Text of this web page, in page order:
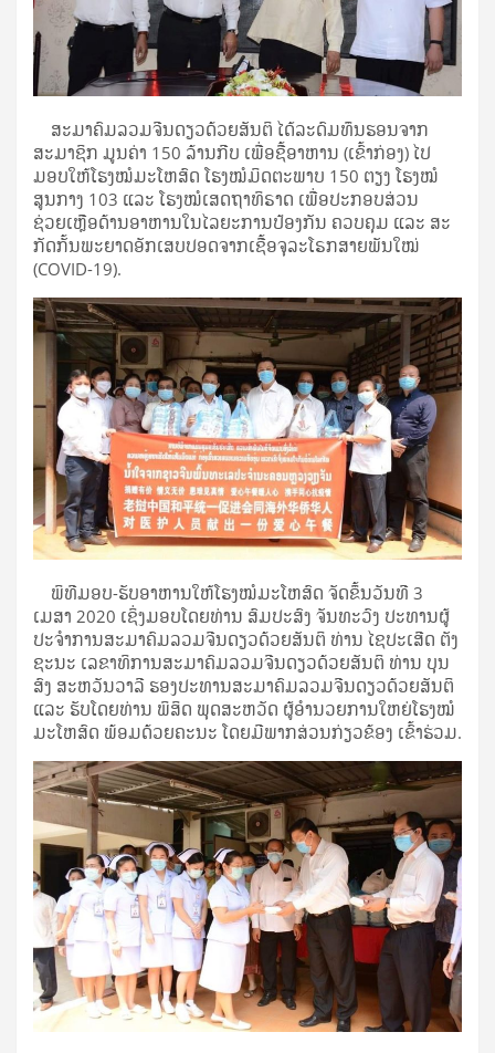
ສະມາຄົມລວມຈີນດຽວດ້ວຍສັນຕິ ໄດ້ລະດົມທຶນຮອນຈາກ
ສະມາຊິກ ມູນຄ່າ 150 ລ້ານກີບ ເພື່ອຊື້ອາຫານ (ເຂົ້າກ່ອງ) ໄປ
ມອບໃຫ້ໂຮງໝໍມະໂຫສົດ ໂຮງໝໍມິດຕະພາບ 150 ຕຽງ ໂຮງໝໍ
ສູນກາງ 103 ແລະ ໂຮງໝໍເສດຖາທິຣາດ ເພື່ອປະກອບສ່ວນ
ຊ່ວຍເຫຼືອດ້ານອາຫານໃນໄລຍະການປ້ອງກັນ ຄວບຄຸມ ແລະ ສະ
ກັດກັ້ນພະຍາດອັກເສບປອດຈາກເຊື້ອຈຸລະໂຣກສາຍພັນໃໝ່
(COVID-19).
ພິທີມອບ-ຮັບອາຫານໃຫ້ໂຮງໝໍມະໂຫສົດ ຈັດຂຶ້ນວັນທີ 3
ເມສາ 2020 ເຊິ່ງມອບໂດຍທ່ານ ສົມປະສົງ ຈັນທະວົງ ປະທານຜູ້
ປະຈໍາການສະມາຄົມລວມຈີນດຽວດ້ວຍສັນຕິ ທ່ານ ໄຊປະເສີດ ຕັງ
ຊະນະ ເລຂາທິການສະມາຄົມລວມຈີນດຽວດ້ວຍສັນຕິ ທ່ານ ບຸນ
ສົງ ສະຫວັນວາລີ ຮອງປະທານສະມາຄົມລວມຈີນດຽວດ້ວຍສັນຕິ
ແລະ ຮັບໂດຍທ່ານ ພິສິດ ພຸດສະຫວັດ ຜູ້ອໍານວຍການໃຫຍ່ໂຮງໝໍ
ມະໂຫສົດ ພ້ອມດ້ວຍຄະນະ ໂດຍມີພາກສ່ວນກ່ຽວຂ້ອງ ເຂົ້າຮ່ວມ.